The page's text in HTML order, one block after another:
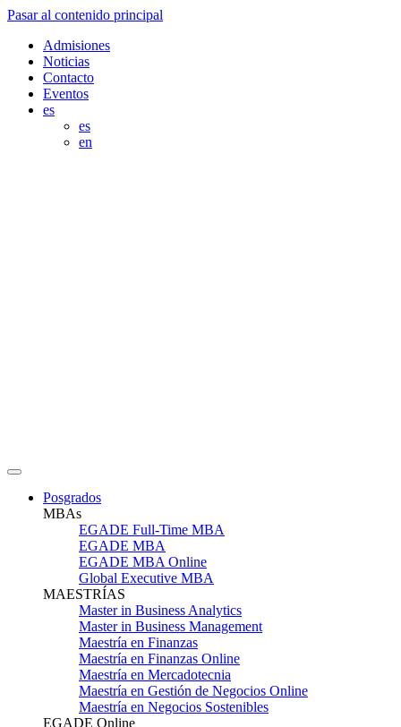
Pasar al contenido principal
Admisiones
Noticias
Contacto
Eventos
es
es
en
Posgrados
MBAs
EGADE Full-Time MBA
EGADE MBA
EGADE MBA Online
Global Executive MBA
MAESTRÍAS
Master in Business Analytics
Master in Business Management
Maestría en Finanzas
Maestría en Finanzas Online
Maestría en Mercadotecnia
Maestría en Gestión de Negocios Online
Maestría en Negocios Sostenibles
EGADE Online